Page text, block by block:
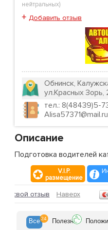
нейтральных)
+ Добавить отзыв
Обнинск,
ул.Красных Зорь,
тел.: 8(48439)5-
Описание
Подготовка водителей
V.I.P.
размещение
Отзывы
свой отзыв Наверх
Все 24 Полезн